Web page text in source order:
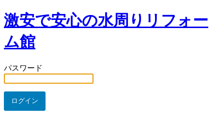
激安で安心の水周りリフォー
ム館
パスワード